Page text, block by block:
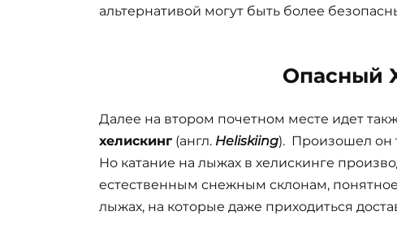
альтернативой могут быть более
Опасный
Далее на втором почетном месте идет
хелискинг (англ. Heliskiing). Произошел он
Но катание на лыжах в хелискинге
естественным снежным склонам,
лыжах, на которые даже приходиться